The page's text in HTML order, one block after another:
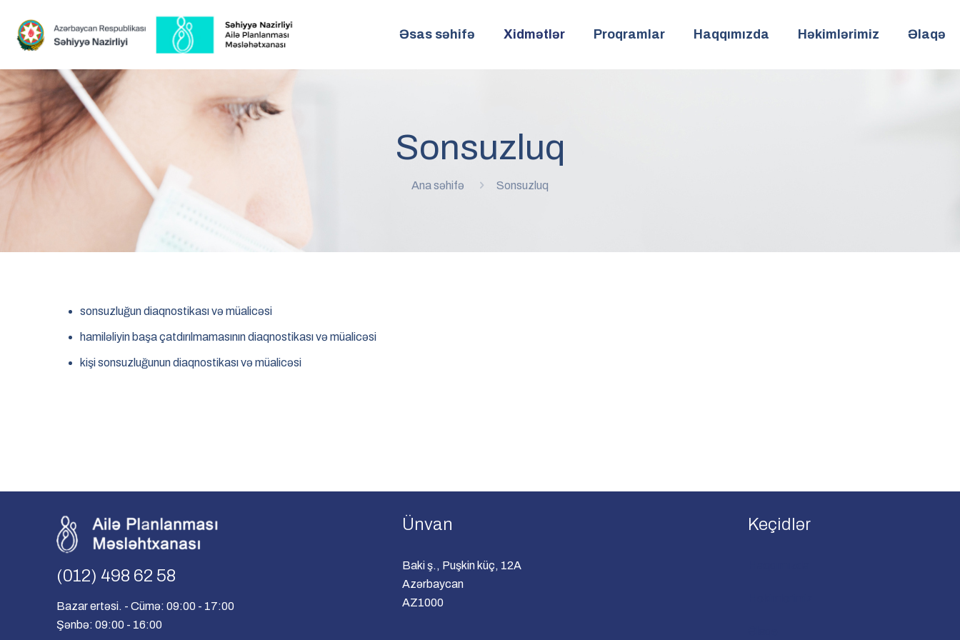
Əsas səhifə Xidmətlər Proqramlar Haqqımızda Həkimlərimiz Əlaqə
Sonsuzluq
Ana səhifə Sonsuzluq
sonsuzluğun diaqnostikası və müalicəsi
hamiləliyin başa çatdırılmamasının diaqnostikası və müalicəsi
kişi sonsuzluğunun diaqnostikası və müalicəsi
(012) 498 62 58
Bazar ertəsi. - Cümə: 09:00 - 17:00
Şənbə: 09:00 - 16:00
Ünvan
Baki ş., Puşkin küç, 12A
Azərbaycan
AZ1000
Keçidlər